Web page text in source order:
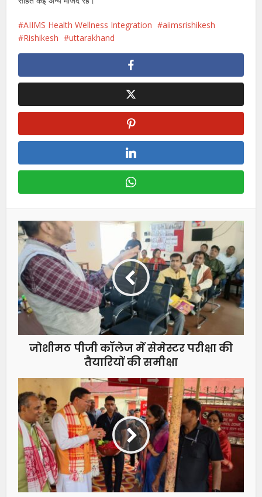
AIIMS Health Wellness Integration
aiimsrishikesh
Rishikesh
uttarakhand
जोशीमठ पीजी कॉलेज में सेमेस्टर परीक्षा की
तैयारियों की समीक्षा